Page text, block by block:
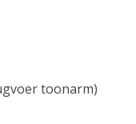
toonarm)